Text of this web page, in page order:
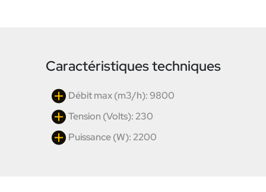
Caractéristiques techniques
Débit max (m3/h): 9800
Tension (Volts): 230
Puissance (W): 2200